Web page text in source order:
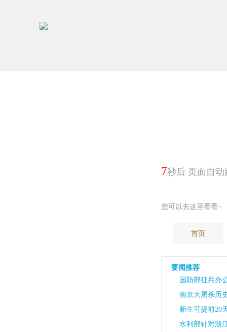
6秒后 页面自动
您可以去这里看看~
首页
要闻推荐
国防部征兵办
南京大屠杀历
新生可提前20
水利部针对浙